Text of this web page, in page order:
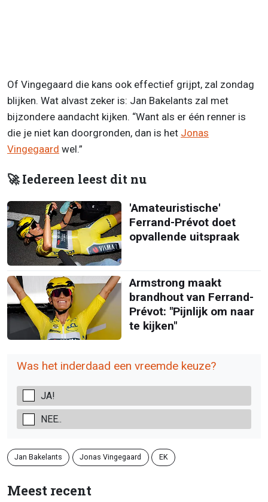
Of Vingegaard die kans ook effectief grijpt, zal zondag
blijken. Wat alvast zeker is: Jan Bakelants zal met
bijzondere aandacht kijken. “Want als er één renner is
die je niet kan doorgronden, dan is het Jonas
Vingegaard wel.”
🚀 Iedereen leest dit nu
'Amateuristische'
Ferrand-Prévot doet
opvallende uitspraak
Armstrong maakt
brandhout van Ferrand-
Prévot: "Pijnlijk om naar
te kijken"
Was het inderdaad een vreemde keuze?
JA!
NEE..
Jan Bakelants Jonas Vingegaard EK
Meest recent